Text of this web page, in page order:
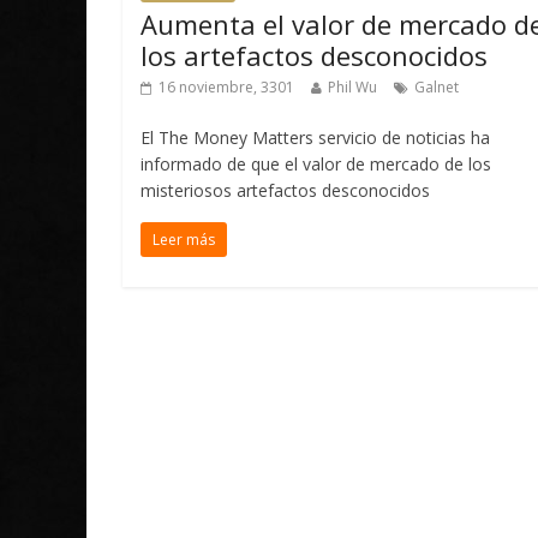
Aumenta el valor de mercado
los artefactos desconocidos
16 noviembre, 3301 Phil Wu Galnet
El The Money Matters servicio de noticias ha
informado de que el valor de mercado de los
misteriosos artefactos desconocidos
Leer más